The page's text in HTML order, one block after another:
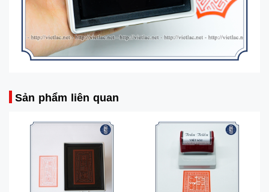
Sản phẩm liên quan